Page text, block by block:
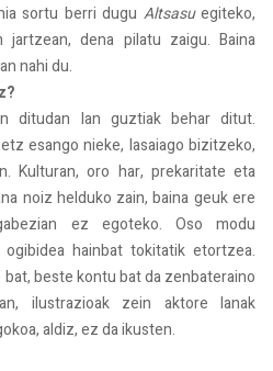
sortu berri dugu Altsasuegiteko,
jartzean, dena pilatu zaigu. Baina
nahi du.
ditudan lan guztiak behar ditut.
esango nieke, lasaiago bizitzeko,
Kulturan, oro har, prekaritate eta
noiz helduko zain, baina geuk ere
ez egoteko. Oso modu
hainbat tokitatik etortzea.
beste kontu bat da zenbateraino
ilustrazioak zein aktore lanak
aldiz, ez da ikusten.